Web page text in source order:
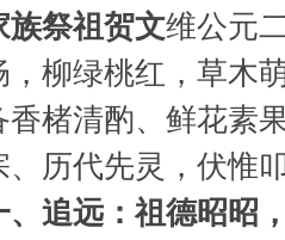
族祭祖贺文维公元
，柳绿桃红，草木
香楮清酌、鲜花素
、历代先灵，伏惟
、追远：祖德昭昭